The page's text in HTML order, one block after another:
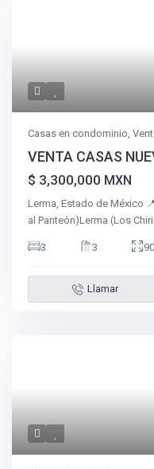
Casas en condominio,
VENTA CASAS
$ 3,300,000 MXN
Lerma, Estado de México
al Panteón)Lerma (Los
3 3
Llamar